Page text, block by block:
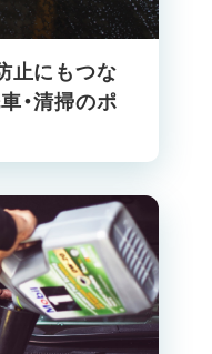
止にもつな
・清掃のポ